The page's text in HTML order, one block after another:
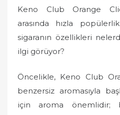
Keno Club Orange
arasında hızla
sigaranın özellikleri
ilgi görüyor?
Öncelikle, Keno Club
benzersiz aromasıyla
için aroma önemlidir;